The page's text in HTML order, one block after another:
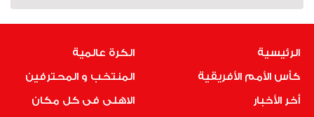
الرئيسية
كأس الأمم الأفريقية
أخر الأخبار
الكرة عالمية
المنتخب و المحترفين
الاهلى فى كل مكان